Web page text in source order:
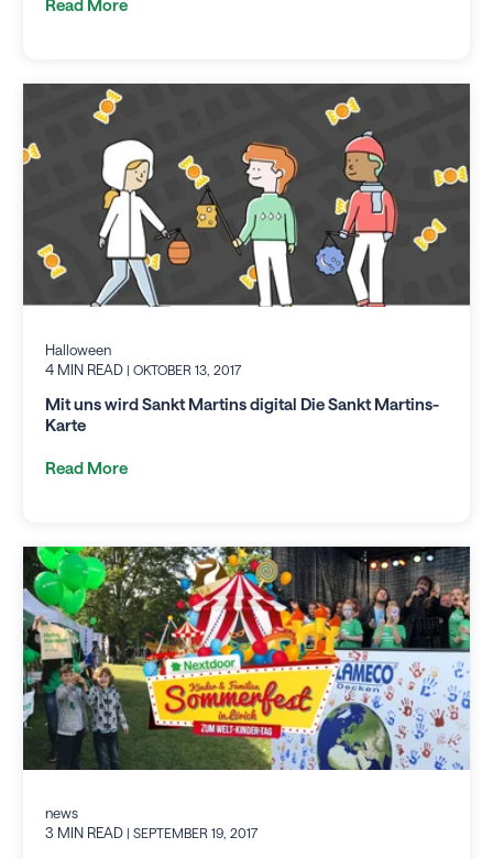
Read More
Halloween
4 MIN READ | OKTOBER 13, 2017
Mit uns wird Sankt Martins digital Die Sankt Martins-
Karte
Read More
news
3 MIN READ | SEPTEMBER 19, 2017